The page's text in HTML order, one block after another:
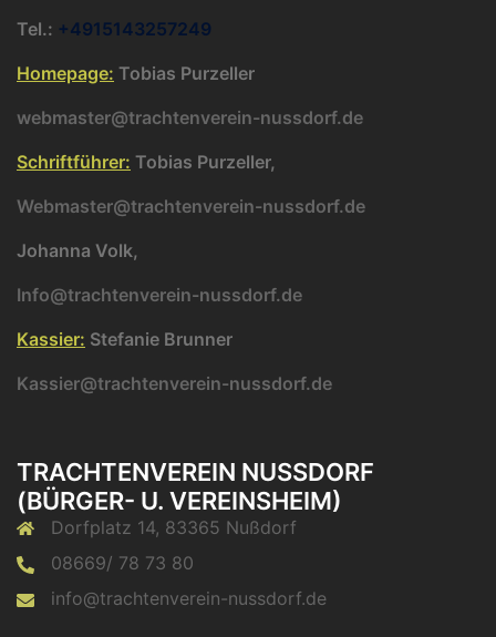
Tel.: +4915143257249
Homepage: Tobias Purzeller
webmaster@trachtenverein-nussdorf.de
Schriftführer: Tobias Purzeller,
Webmaster@trachtenverein-nussdorf.de
Johanna Volk,
Info@trachtenverein-nussdorf.de
Kassier: Stefanie Brunner
Kassier@trachtenverein-nussdorf.de
TRACHTENVEREIN NUSSDORF (
BÜRGER- U. VEREINSHEIM)
Dorfplatz 14, 83365 Nußdorf
08669/ 78 73 80
info@trachtenverein-nussdorf.de